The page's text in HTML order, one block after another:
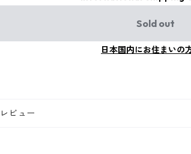
Sold out
日本国内にお住まいの
レビュー